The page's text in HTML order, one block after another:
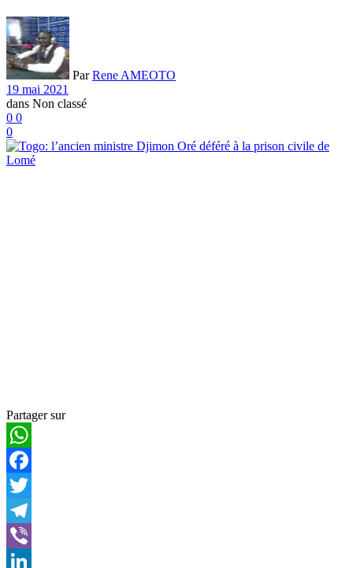
Par Rene AMEOTO
19 mai 2021
dans Non classé
0 0
0
Partager sur
WhatsApp
Facebook
Twitter
Telegram
Viber